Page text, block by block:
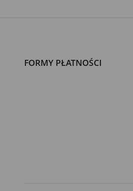
FORMY PŁATNOŚCI